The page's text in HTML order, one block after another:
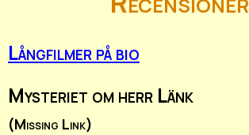
Långfilmer på bio
Mysteriet om herr Länk
(Missing Link)